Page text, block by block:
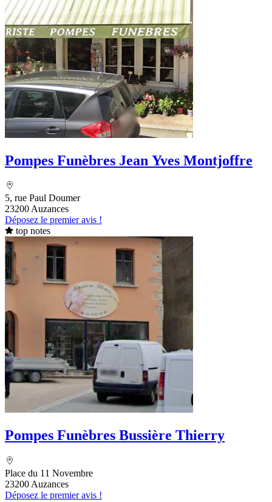
Pompes Funèbres Jean Yves Montjoffre
5, rue Paul Doumer
23200 Auzances
Déposez le premier avis !
top notes
Pompes Funèbres Bussière Thierry
Place du 11 Novembre
23200 Auzances
Déposez le premier avis !